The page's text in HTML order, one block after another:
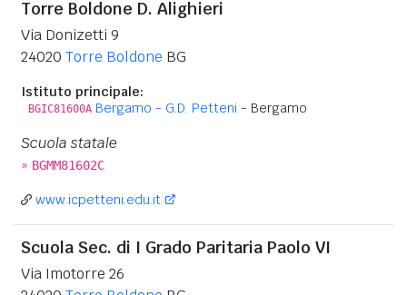
Torre Boldone D. Alighieri
Via Donizetti 9
24020 Torre Boldone BG
Istituto principale:
BGIC81600A Bergamo - G.D. Petteni - Bergamo
Scuola statale
» BGMM81602C
www.icpetteni.edu.it
Scuola Sec. di I Grado Paritaria Paolo VI
Via Imotorre 26